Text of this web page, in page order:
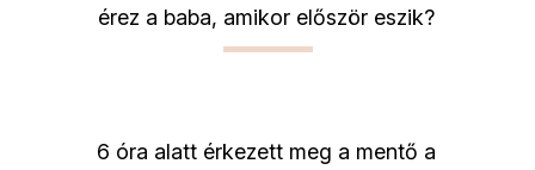
érez a baba, amikor először eszik?
6 óra alatt érkezett meg a mentő a